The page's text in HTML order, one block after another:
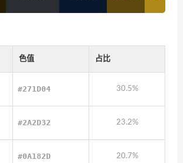
色值 占比
#271D04 30.5%
#2A2D32 23.2%
#0A182D 20.7%